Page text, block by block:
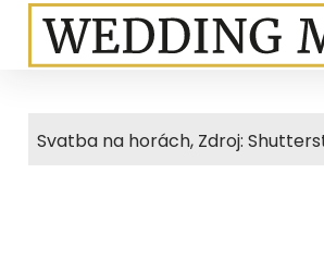
Svatba na horách, Zdroj: